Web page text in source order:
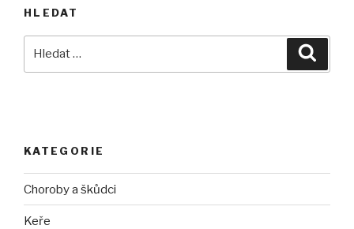
HLEDAT
KATEGORIE
Choroby a škůdci
Keře